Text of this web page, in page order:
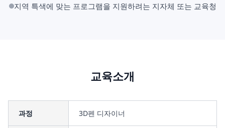
지역 특색에 맞는 프로그램을 지원하려는 지자체 또는 교육청
교육소개
과정 3D펜 디자이너